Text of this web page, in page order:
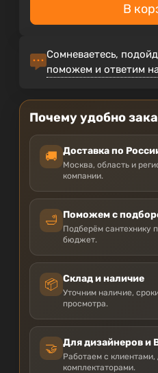
В
Сомневаетесь,
поможем и ответим
Почему удобно
🚚 Доставка по
Москва, область и
компании.
🛁 Поможем с
Подберём сантехнику
бюджет.
📦 Склад и наличие
Уточним наличие,
просмотра.
🤝 Для дизайнеров и
Работаем с
комплектаторами.